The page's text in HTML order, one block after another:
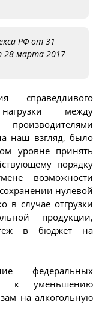
РФ от 31
28 марта 2017
справедливого
между
наш взгляд, было
уровне принять
порядку
возможности
нулевой
в случае отгрузки
продукции,
в бюджет на
федеральных
к уменьшению
на алкогольную